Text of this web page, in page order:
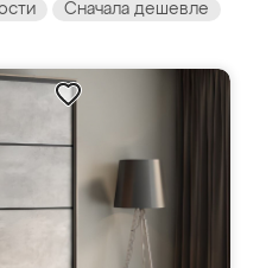
Сначала дешевле